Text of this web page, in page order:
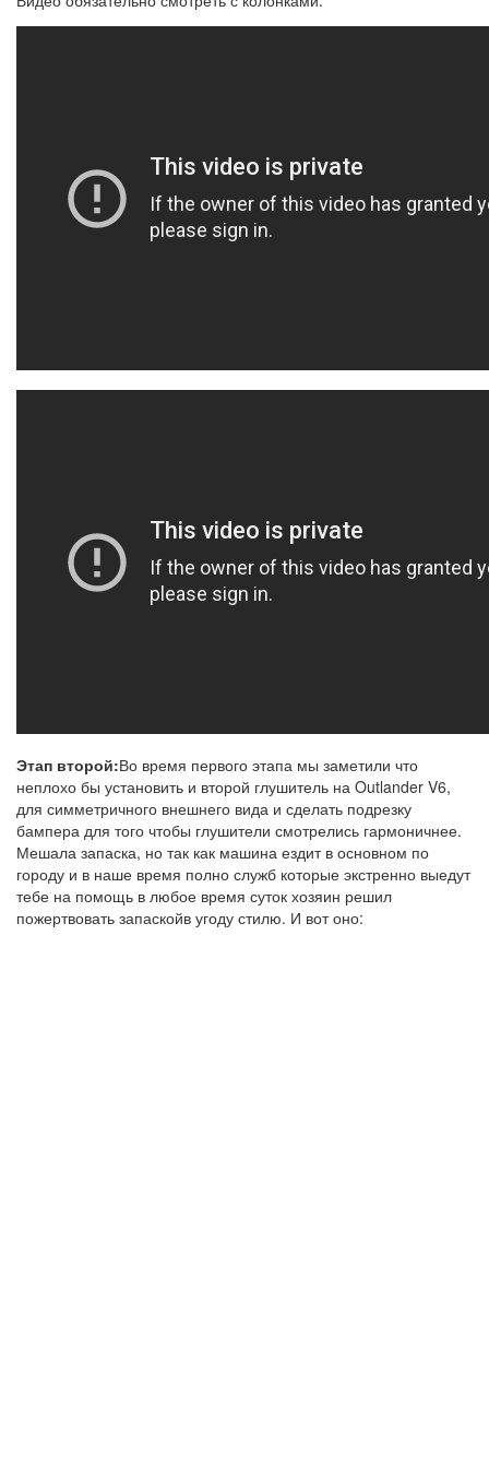
Этап второй:Во время первого этапа мы заметили что
неплохо бы установить и второй глушитель на Outlander V6,
для симметричного внешнего вида и сделать подрезку
бампера для того чтобы глушители смотрелись гармоничнее.
Мешала запаска, но так как машина ездит в основном по
городу и в наше время полно служб которые экстренно выедут
тебе на помощь в любое время суток хозяин решил
пожертвовать запаскойв угоду стилю. И вот оно: